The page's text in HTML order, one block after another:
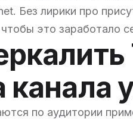
Без лирики про
это заработало
канала
по аудитории